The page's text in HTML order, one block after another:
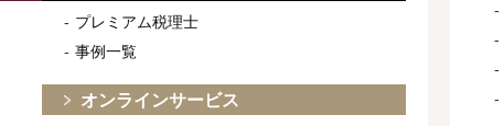
プレミアム税理士
事例一覧
オンラインサービス